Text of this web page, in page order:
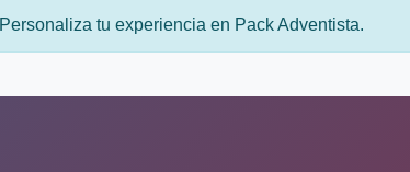
Personaliza tu experiencia en Pack Adventista.